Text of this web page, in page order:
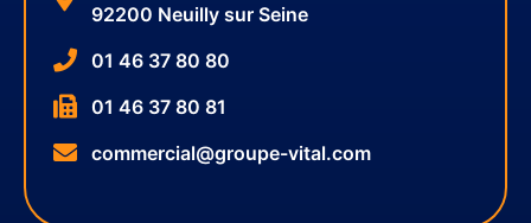
92200 Neuilly sur Seine
01 46 37 80 80
01 46 37 80 81
commercial@groupe-vital.com